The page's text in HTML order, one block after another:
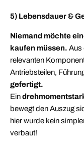
5) Lebensdauer &
Niemand möchte
kaufen müssen. Aus
relevanten
Antriebsteilen,
gefertigt.
Ein
bewegt den Auszug
hier wurde kein
verbaut!